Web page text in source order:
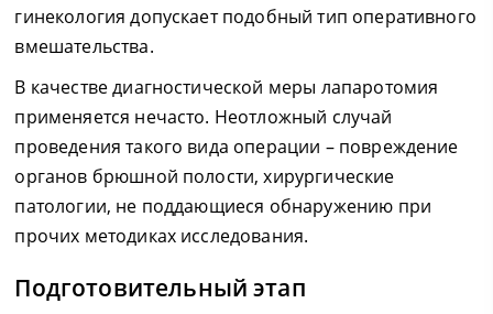
гинекология допускает подобный тип оперативного
вмешательства.
В качестве диагностической меры лапаротомия
применяется нечасто. Неотложный случай
проведения такого вида операции – повреждение
органов брюшной полости, хирургические
патологии, не поддающиеся обнаружению при
прочих методиках исследования.
Подготовительный этап